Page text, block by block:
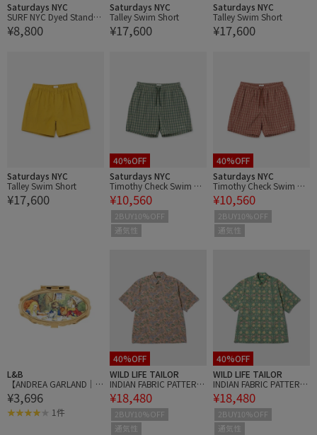
Saturdays NYC
SURF NYC Dyed Standar
d SS Tee
¥8,800
Saturdays NYC
Talley Swim Short
¥17,600
Saturdays NYC
Talley Swim Short
¥17,600
Saturdays NYC
Talley Swim Short
¥17,600
40%OFF
Saturdays NYC
Timothy Check Swim Sh
ort
¥10,560
2BUY10%OFF
通気性
40%OFF
Saturdays NYC
Timothy Check Swim Sh
ort
¥10,560
2BUY10%OFF
通気性
L&B
【ANDREA GARLAND｜
アンドレアガーランド】
アロマリップ&ネイルバ
ーム ALICE:Mad Hatter's
¥3,696
1件
40%OFF
WILD LIFE TAILOR
INDIAN FABRIC PATTERN
S/S SHIRTS
¥18,480
2BUY10%OFF
通気性
40%OFF
WILD LIFE TAILOR
INDIAN FABRIC PATTERN
S/S SHIRTS
¥18,480
2BUY10%OFF
通気性